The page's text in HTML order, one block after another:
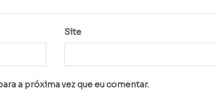
Site
a próxima vez que eu comentar.